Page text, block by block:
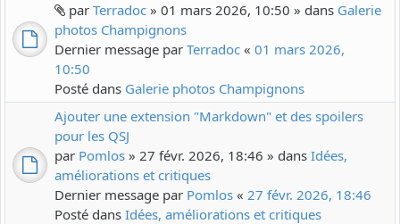
par Terradoc » 01 mars 2026, 10:50 » dans Galerie
photos Champignons
Dernier message par Terradoc « 01 mars 2026,
10:50
Posté dans Galerie photos Champignons
Ajouter une extension "Markdown" et des spoilers
pour les QSJ
par Pomlos » 27 févr. 2026, 18:46 » dans Idées,
améliorations et critiques
Dernier message par Pomlos « 27 févr. 2026, 18:46
Posté dans Idées, améliorations et critiques